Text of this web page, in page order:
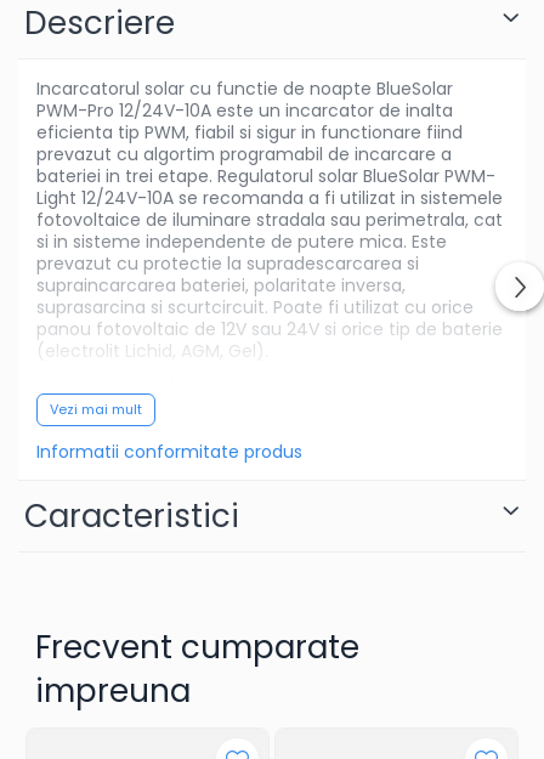
Descriere
Incarcatorul solar cu functie de noapte BlueSolar
PWM-Pro 12/24V-10A este un incarcator de inalta
eficienta tip PWM, fiabil si sigur in functionare fiind
prevazut cu algortim programabil de incarcare a
bateriei in trei etape. Regulatorul solar BlueSolar PWM-
Light 12/24V-10A se recomanda a fi utilizat in sistemele
fotovoltaice de iluminare stradala sau perimetrala, cat
si in sisteme independente de putere mica. Este
prevazut cu protectie la supradescarcarea si
supraincarcarea bateriei, polaritate inversa,
suprasarcina si scurtcircuit. Poate fi utilizat cu orice
panou fotovoltaic de 12V sau 24V si orice tip de baterie
(electrolit Lichid, AGM, Gel).
Voltaj Baterie: 12/24V;
Curent maxim de incarcare 10A;
Iesire programabila DC: Da;
Greutate (Kg) 0,13;
tehnica:https://www.victronenergy.com/upload/
BlueSolar-PWM-Pro-Charge-Controllers-EN.pdf
Va rugam sa consultati cartea tehnica pentru
Vezi mai mult
Informatii conformitate produs
Caracteristici
Frecvent cumparate
impreuna